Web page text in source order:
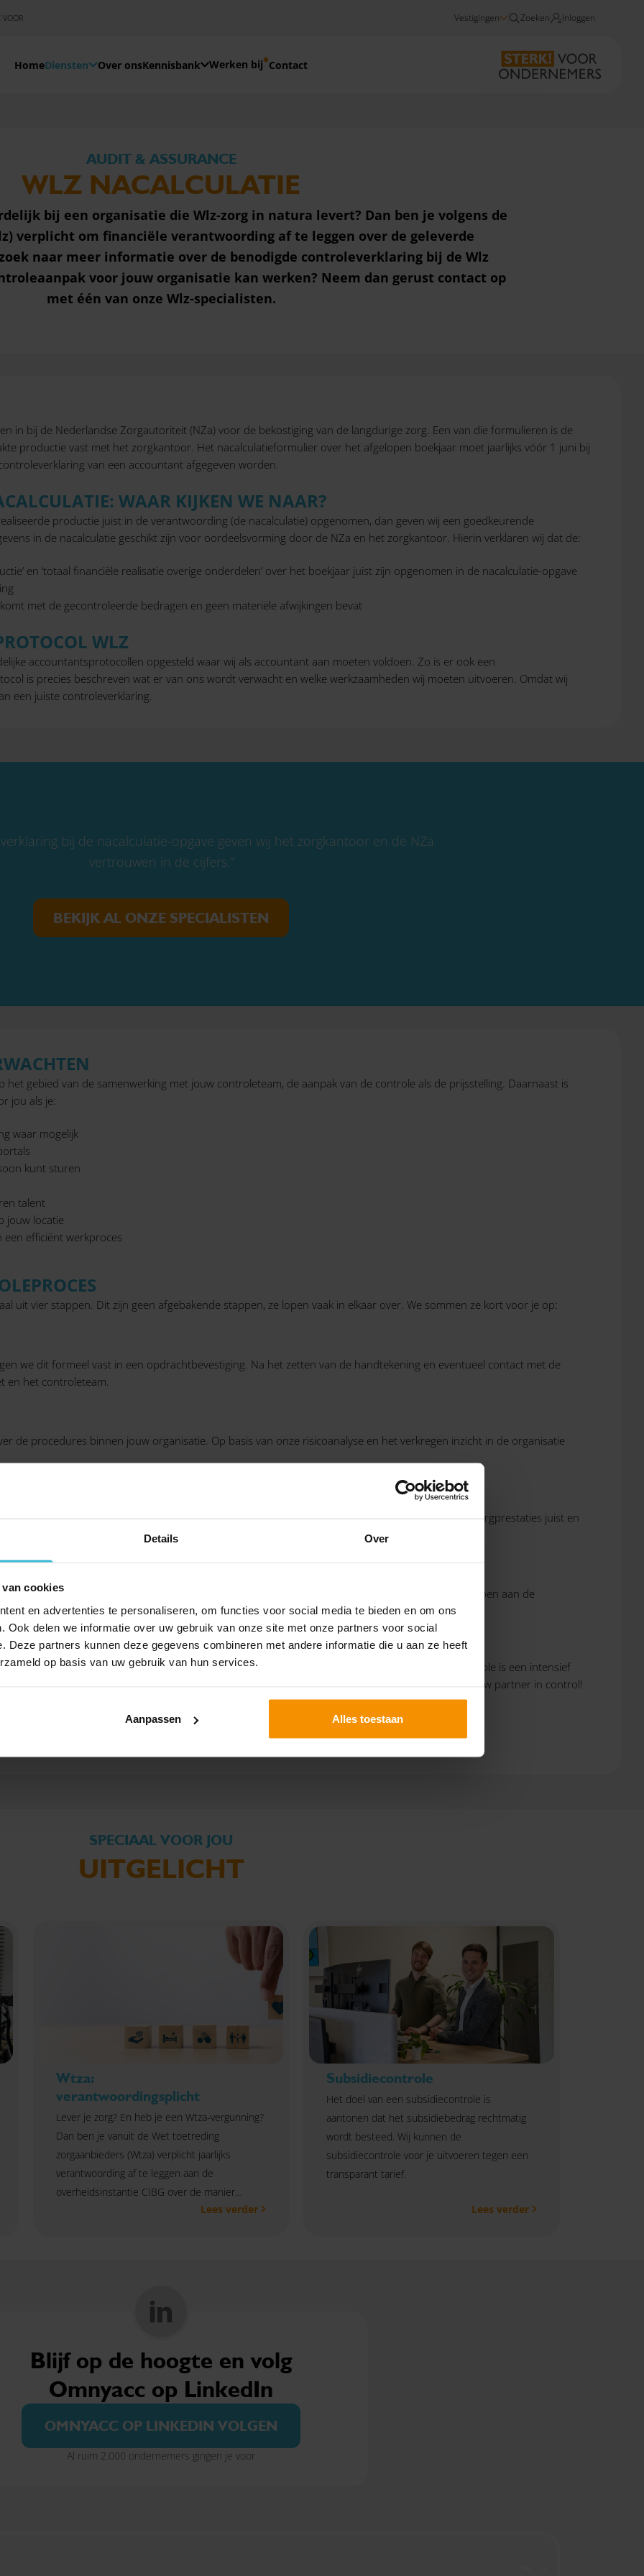
Details Over
cookies
en advertenties te personaliseren, om functies voor social media te bieden en om ons
Ook delen we informatie over uw gebruik van onze site met onze partners voor social
Deze partners kunnen deze gegevens combineren met andere informatie die u aan ze heeft
op basis van uw gebruik van hun services.
Aanpassen Alles toestaan
Vestigingen Zoeken Inloggen
HomeDiensten Over onsKennisbank Werken bij Contact
Audit & assurance Wlz nacalculatie
AUDIT & ASSURANCE
WLZ NACALCULATIE
bij een organisatie die Wlz-zorg in natura levert? Dan ben je volgens de
verplicht om financiële verantwoording af te leggen over de geleverde
naar meer informatie over de benodigde controleverklaring bij de Wlz
voor jouw organisatie kan werken? Neem dan gerust contact op
met één van onze Wlz-specialisten.
in bij de Nederlandse Zorgautoriteit (NZa) voor de bekostiging van de langdurige zorg. Een van die formulieren is de
productie vast met het zorgkantoor. Het nacalculatieformulier over het afgelopen boekjaar moet jaarlijks vóór 1 juni bij
van een accountant afgegeven worden.
WAAR KIJKEN WE NAAR?
productie juist in de verantwoording (de nacalculatie) opgenomen, dan geven wij een goedkeurende
in de nacalculatie geschikt zijn voor oordeelsvorming door de NZa en het zorgkantoor. Hierin verklaren wij dat de:
en ‘totaal financiële realisatie overige onderdelen’ over het boekjaar juist zijn opgenomen in de nacalculatie-opgave
met de gecontroleerde bedragen en geen materiële afwijkingen bevat
WLZ
accountantsprotocollen opgesteld waar wij als accountant aan moeten voldoen. Zo is er ook een
is precies beschreven wat er van ons wordt verwacht en welke werkzaamheden wij moeten uitvoeren. Omdat wij
een juiste controleverklaring.
bij de nacalculatie-opgave geven wij het zorgkantoor en de NZa
vertrouwen in de cijfers.”
BEKIJK AL ONZE SPECIALISTEN
gebied van de samenwerking met jouw controleteam, de aanpak van de controle als de prijsstelling. Daarnaast is
jou als je:
waar mogelijk
kunt sturen
talent
jouw locatie
efficiënt werkproces
uit vier stappen. Dit zijn geen afgebakende stappen, ze lopen vaak in elkaar over. We sommen ze kort voor je op:
we dit formeel vast in een opdrachtbevestiging. Na het zetten van de handtekening en eventueel contact met de
en het controleteam.
de procedures binnen jouw organisatie. Op basis van onze risicoanalyse en het verkregen inzicht in de organisatie
de verantwoording. We toetsen de interne beheersingsmaatregelen en we controleren of de zorgprestaties juist en
controleverklaring af en rapporteren wij eventuele bevindingen. Zo stellen we jou in staat te voldoen aan de
domein en heb je een controleverklaring nodig bij jouw verantwoording? Een accountantscontrole is een intensief
Onze controlespecialisten geven antwoord op al jouw vragen. Wie weet zijn wij binnenkort jouw partner in control!
SPECIALISTEN
SPECIAAL VOOR JOU
UITGELICHT
Wtza:
verantwoordingsplicht
Lever je zorg? En heb je een Wtza-vergunning?
Dan ben je vanuit de Wet toetreding
zorgaanbieders (Wtza) verplicht jaarlijks
verantwoording af te leggen aan de
overheidsinstantie CIBG over de manier
waarop je het geld uit de Wet langdurige zorg
Lees verder
Subsidiecontrole
Het doel van een subsidiecontrole is
aantonen dat het subsidiebedrag rechtmatig
wordt besteed. Wij kunnen de
subsidiecontrole voor je uitvoeren tegen een
transparant tarief.
Lees verder
Blijf op de hoogte en volg
Omnyacc op LinkedIn
OMNYACC OP LINKEDIN VOLGEN
Al ruim 2.000 ondernemers gingen je voor